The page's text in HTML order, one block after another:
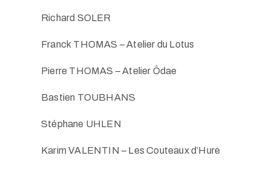
Richard SOLER
Franck THOMAS – Atelier du Lotus
Pierre THOMAS – Atelier Ôdae
Bastien TOUBHANS
Stéphane UHLEN
Karim VALENTIN – Les Couteaux d’Hure